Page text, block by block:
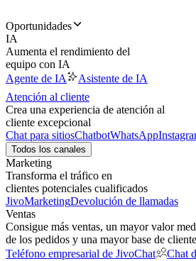
Oportunidades
IA
Aumenta el rendimiento del
equipo con IA
Agente de IA
Asistente de IA
Atención al cliente
Crea una experiencia de atención al
cliente excepcional
Chat para sitiosChatbotWhatsApp
Todos los canales
Marketing
Transforma el tráfico en
clientes potenciales cualificados
JivoMarketingDevolución de llamadas
Ventas
Consigue más ventas, un mayor valor
de los pedidos y una mayor base de
Teléfono empresarial de JivoChat
Chat